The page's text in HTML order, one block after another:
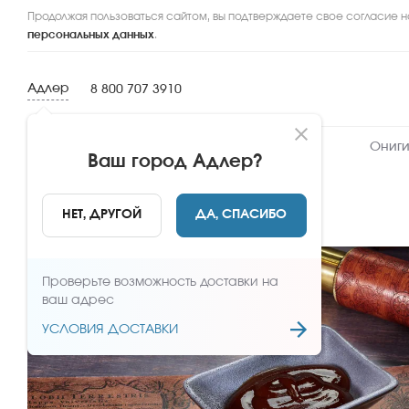
Продолжая пользоваться сайтом, вы подтверждаете свое согласие
персональных данных.
Адлер
Ваш город Адлер?
НЕТ, ДРУГОЙ ДА, СПАСИБО
Проверьте возможность доставки на
ваш адрес
УСЛОВИЯ ДОСТАВКИ
8 800 707 3910
НАЗАД